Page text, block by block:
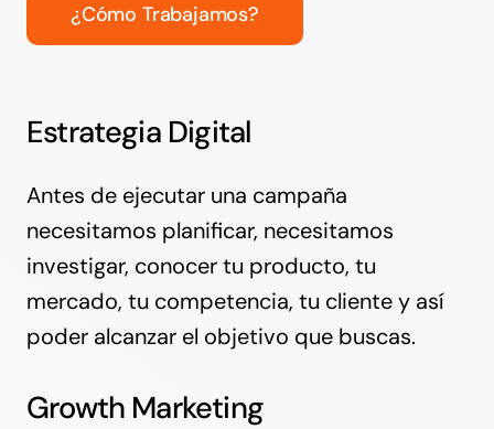
¿Cómo Trabajamos?
Estrategia Digital
Antes de ejecutar una campaña
necesitamos planificar, necesitamos
investigar, conocer tu producto, tu
mercado, tu competencia, tu cliente y así
poder alcanzar el objetivo que buscas.
Growth Marketing